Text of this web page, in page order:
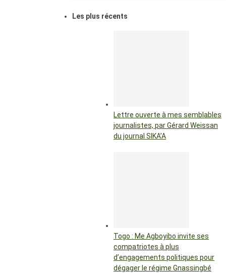
Les plus récents
Lettre ouverte à mes semblables
journalistes, par Gérard Weissan
du journal SIKA’A
Togo : Me Agboyibo invite ses
compatriotes à plus
d’engagements politiques pour
dégager le régime Gnassingbé